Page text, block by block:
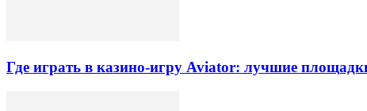
Где играть в казино-игру Aviator: лучшие